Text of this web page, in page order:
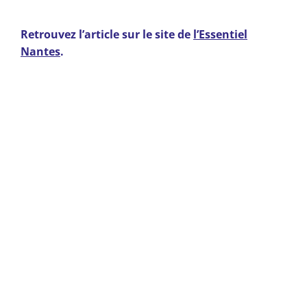
Retrouvez l’article sur le site de l’Essentiel
Nantes.